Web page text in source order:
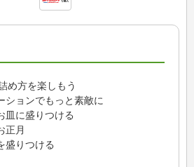
方を楽しもう
ョンでもっと素敵に
に盛りつける
正月
りつける